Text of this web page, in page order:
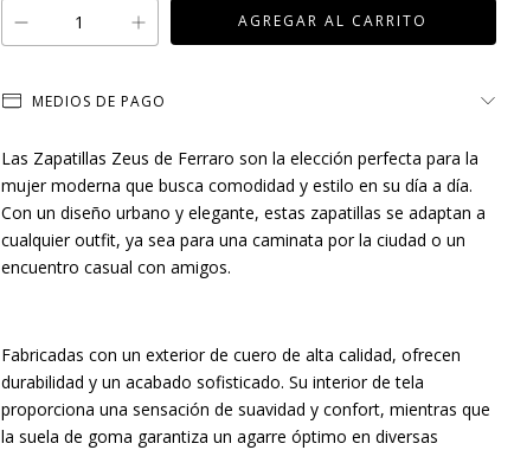
MEDIOS DE PAGO
Las Zapatillas Zeus de Ferraro son la elección perfecta para la
mujer moderna que busca comodidad y estilo en su día a día.
Con un diseño urbano y elegante, estas zapatillas se adaptan a
cualquier outfit, ya sea para una caminata por la ciudad o un
encuentro casual con amigos.
Fabricadas con un exterior de cuero de alta calidad, ofrecen
durabilidad y un acabado sofisticado. Su interior de tela
proporciona una sensación de suavidad y confort, mientras que
la suela de goma garantiza un agarre óptimo en diversas